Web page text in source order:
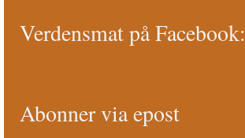
Verdensmat på Facebook:
Abonner via epost